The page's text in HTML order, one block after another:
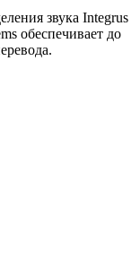
звука Integrus
обеспечивает до